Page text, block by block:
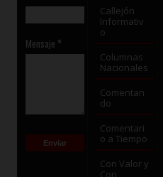
Mensaje *
Callejón
Informativ
o
Columnas
Nacionales
Comentan
do
Comentari
o a Tiempo
Con Valor y
Con